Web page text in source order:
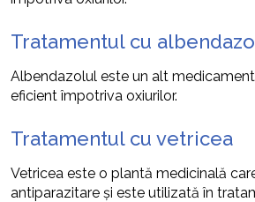
Tratamentul cu
Albendazolul este un alt
eficient împotriva oxiurilor.
Tratamentul cu vetricea
Vetricea este o plantă medicinală
antiparazitare și este utilizată în